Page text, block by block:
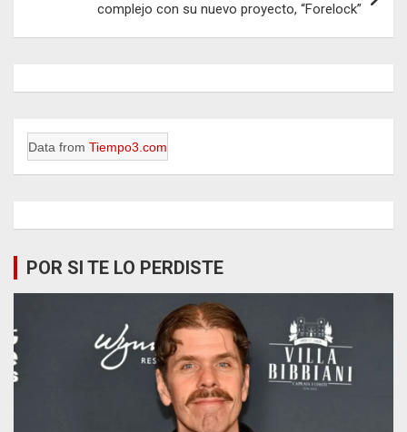
complejo con su nuevo proyecto, “Forelock”
Data from Tiempo3.com
POR SI TE LO PERDISTE